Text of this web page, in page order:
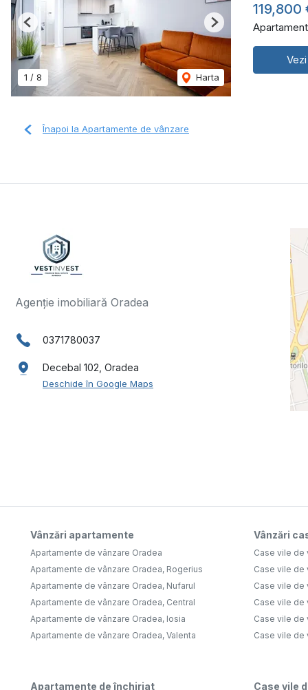
1 / 8 Harta
Previous Next
119,800
Înapoi la Apartamente de vânzare
Agenție imobiliară Oradea
0371780037
Decebal 102, Oradea
Deschide în Google Maps
Vânzări apartamente
Apartamente de vânzare Oradea
Apartamente de vânzare Oradea, Rogerius
Apartamente de vânzare Oradea, Nufarul
Apartamente de vânzare Oradea, Central
Apartamente de vânzare Oradea, Iosia
Apartamente de vânzare Oradea, Valenta
Vânzări
Case vile de
Case vile de
Case vile de
Case vile de
Case vile de
Case vile de
Apartamente de închiriat Case vile